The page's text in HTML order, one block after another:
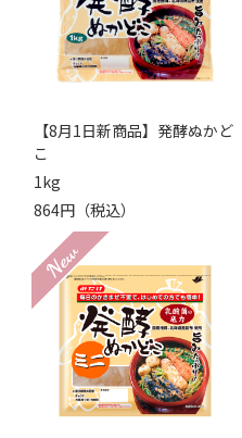
【8月1日新商品】発酵ぬかど
こ
1kg
864円（税込）